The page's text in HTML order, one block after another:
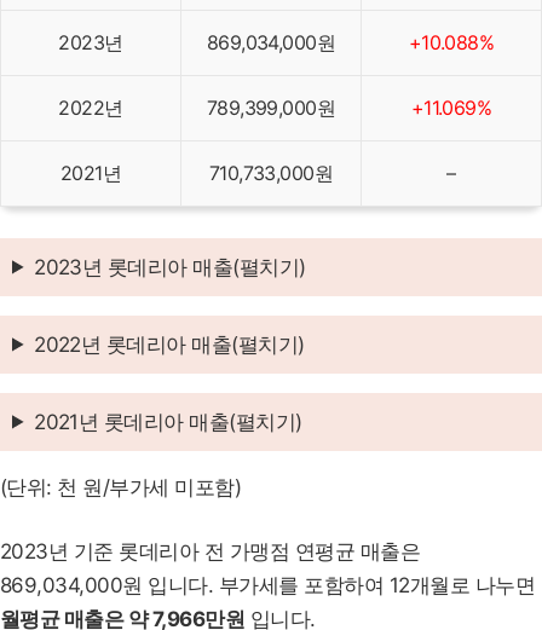
2023년 869,034,000원 +10.088%
2022년 789,399,000원 +11.069%
2021년 710,733,000원 –
2023년 롯데리아 매출(펼치기)
2022년 롯데리아 매출(펼치기)
2021년 롯데리아 매출(펼치기)
(단위: 천 원/부가세 미포함)
2023년 기준 롯데리아 전 가맹점 연평균 매출은
869,034,000원 입니다. 부가세를 포함하여 12개월로 나누면
월평균 매출은 약 7,966만원 입니다.